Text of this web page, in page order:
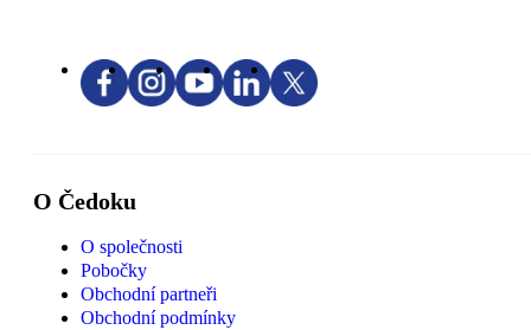
O Čedoku
O společnosti
Pobočky
Obchodní partneři
Obchodní podmínky